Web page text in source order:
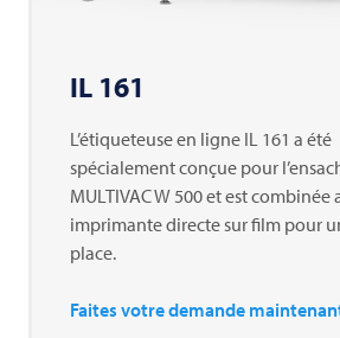
IL 161
L’étiqueteuse en ligne IL 161 a été
spécialement conçue pour
MULTIVACW 500 et est combinée
imprimante directe sur film pour
place.
Faites votre demande